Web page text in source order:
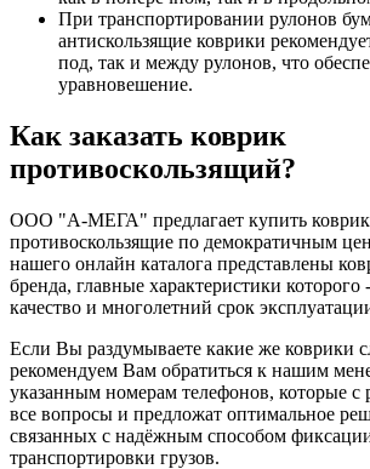
При транспортировании рулонов
антискользящие коврики
под, так и между рулонов, что
уравновешение.
Как заказать коврик
противоскользящий?
ООО "А-МЕГА" предлагает купить
противоскользящие по демократичным
нашего онлайн каталога представлены
бренда, главные характеристики которого
качество и многолетний срок
Если Вы раздумываете какие же коврики
рекомендуем Вам обратиться к нашим
указанным номерам телефонов, которые с
все вопросы и предложат оптимальное
связанных с надёжным способом
транспортировки грузов.